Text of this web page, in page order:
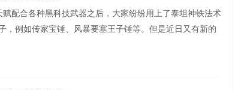
配合各种黑科技武器之后，大家纷纷用上了泰坦神铁法术
，例如传家宝锤、风暴要塞王子锤等。但是近日又有新的